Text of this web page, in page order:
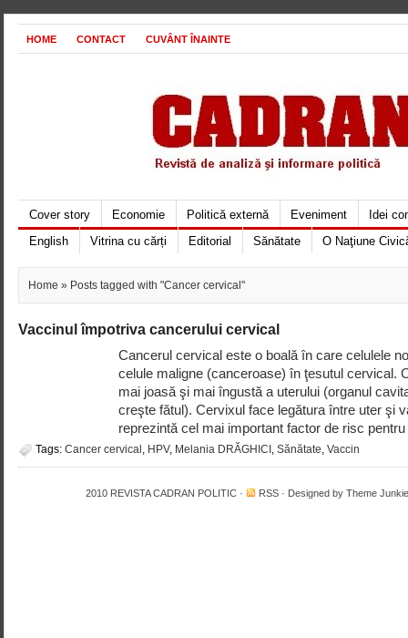
HOME CONTACT CUVÂNT ÎNAINTE
Cover story Economie Politică externă Eveniment
Idei
English
Vitrina cu cărți Editorial Sănătate O Naţiune
Home » Posts tagged with "Cancer cervical"
Vaccinul împotriva cancerului cervical
Cancerul cervical este o boală în care celulele
celule maligne (canceroase) în ţesutul cervical.
mai joasă şi mai îngustă a uterului (organul
creşte fătul). Cervixul face legătura între uter şi
reprezintă cel mai important factor de risc
Tags: Cancer cervical , HPV, Melania DRĂGHICI , Sănătate, Vaccin
2010 REVISTA CADRAN POLITIC · RSS · Designed by Theme Junkie